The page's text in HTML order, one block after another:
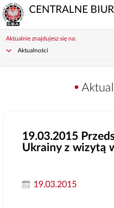
Aktualnie znajdujesz się na:
Aktualności
19.03.2015
Ukrainy z wizytą
19.03.2015